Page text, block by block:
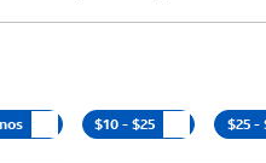
$10 - $25 $25 -